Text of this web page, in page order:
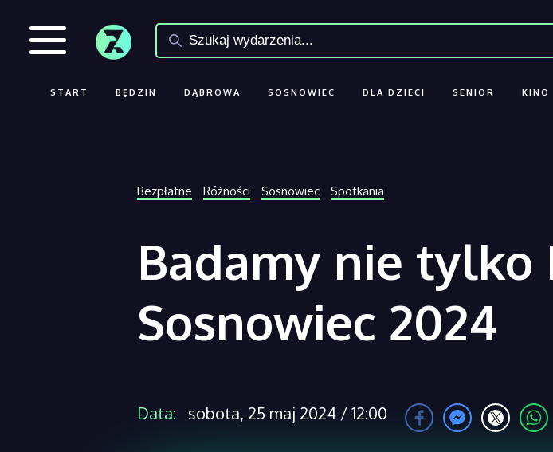
START BĘDZIN DĄBROWA SOSNOWIEC DLA DZIECI SENIOR KINO
Bezpłatne Różności Sosnowiec Spotkania
Badamy nie tylko
Sosnowiec 2024
Data: sobota, 25 maj 2024 / 12:00